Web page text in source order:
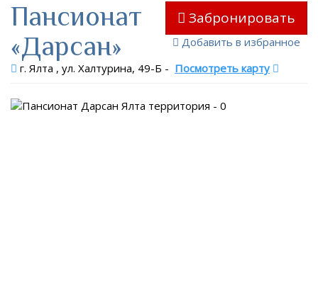
Забронировать
Добавить в избранное
Пансионат
«Дарсан»
г. Ялта , ул. Халтурина, 49-Б - Посмотреть карту